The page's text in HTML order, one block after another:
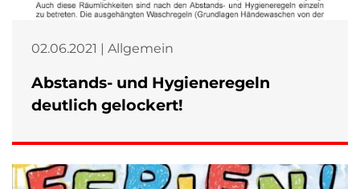
02.06.2021 | Allgemein
Abstands- und Hygieneregeln
deutlich gelockert!